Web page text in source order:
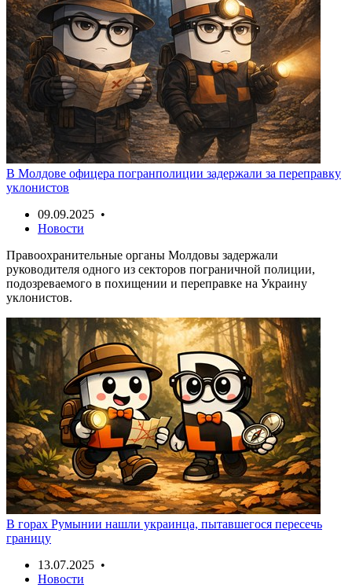
В Молдове офицера погранполиции задержали за переправку
уклонистов
09.09.2025 •
Новости
Правоохранительные органы Молдовы задержали
руководителя одного из секторов пограничной полиции,
подозреваемого в похищении и переправке на Украину
уклонистов.
В горах Румынии нашли украинца, пытавшегося пересечь
границу
13.07.2025 •
Новости